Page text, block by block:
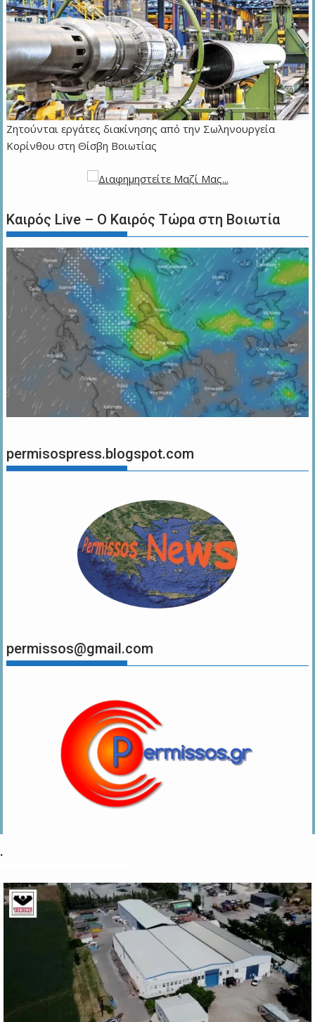
Ζητούνται εργάτες διακίνησης από την Σωληνουργεία
Κορίνθου στη Θίσβη Βοιωτίας
Καιρός Live – Ο Καιρός Τώρα στη Βοιωτία
permisospress.blogspot.com
permissos@gmail.com
.